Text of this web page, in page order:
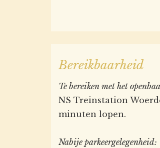
Bereikbaarheid
Te bereiken met het
NS Treinstation
minuten lopen.
Nabije parkeergelegenheid: